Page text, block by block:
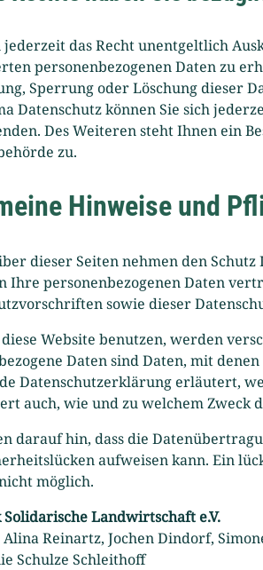
jederzeit das Recht unentgeltlich
personenbezogenen Daten zu
Sperrung oder Löschung dieser
Datenschutz können Sie sich
Des Weiteren steht Ihnen ein
zu.
Hinweise und
dieser Seiten nehmen den
Ihre personenbezogenen Daten
sowie dieser
Website benutzen, werden
Daten sind Daten, mit
Datenschutzerklärung erläutert,
auch, wie und zu welchem Zweck
darauf hin, dass die
aufweisen kann. Ein
möglich.
Landwirtschaft e.V.
Reinartz, Jochen Dindorf,
Schulze Schleithoff